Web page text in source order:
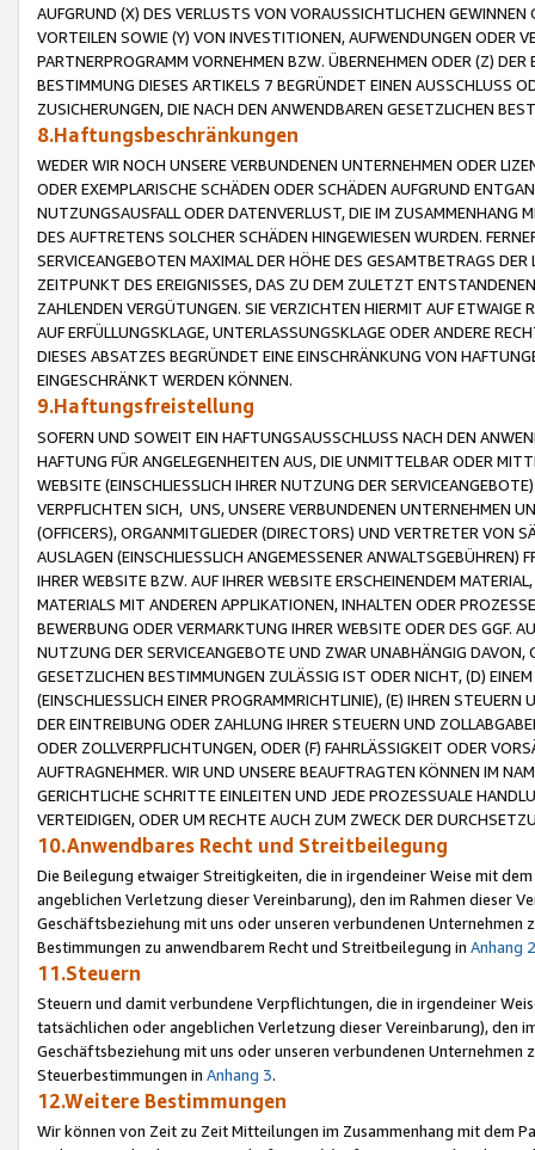
AUFGRUND (X) DES VERLUSTS VON VORAUSSICHTLICHEN
VORTEILEN SOWIE (Y) VON INVESTITIONEN, AUFWENDUNGEN ODER
PARTNERPROGRAMM VORNEHMEN BZW. ÜBERNEHMEN ODER (Z)
BESTIMMUNG DIESES ARTIKELS 7 BEGRÜNDET EINEN AUSSCHLUSS
ZUSICHERUNGEN, DIE NACH DEN ANWENDBAREN GESETZLICHEN
8.Haftungsbeschränkungen
WEDER WIR NOCH UNSERE VERBUNDENEN UNTERNEHMEN ODER
ODER EXEMPLARISCHE SCHÄDEN ODER SCHÄDEN AUFGRUND
NUTZUNGSAUSFALL ODER DATENVERLUST, DIE IM ZUSAMMENHANG
DES AUFTRETENS SOLCHER SCHÄDEN HINGEWIESEN WURDEN.
SERVICEANGEBOTEN MAXIMAL DER HÖHE DES GESAMTBETRAGS
ZEITPUNKT DES EREIGNISSES, DAS ZU DEM ZULETZT
ZAHLENDEN VERGÜTUNGEN. SIE VERZICHTEN HIERMIT AUF
AUF ERFÜLLUNGSKLAGE, UNTERLASSUNGSKLAGE ODER ANDERE
DIESES ABSATZES BEGRÜNDET EINE EINSCHRÄNKUNG VON
EINGESCHRÄNKT WERDEN KÖNNEN.
9.Haftungsfreistellung
SOFERN UND SOWEIT EIN HAFTUNGSAUSSCHLUSS NACH DEN
HAFTUNG FÜR ANGELEGENHEITEN AUS, DIE UNMITTELBAR ODER
WEBSITE (EINSCHLIESSLICH IHRER NUTZUNG DER
VERPFLICHTEN SICH, UNS, UNSERE VERBUNDENEN UNTERNEHMEN
(OFFICERS), ORGANMITGLIEDER (DIRECTORS) UND VERTRETER VON
AUSLAGEN (EINSCHLIESSLICH ANGEMESSENER
IHRER WEBSITE BZW. AUF IHRER WEBSITE ERSCHEINENDEM
MATERIALS MIT ANDEREN APPLIKATIONEN, INHALTEN ODER
BEWERBUNG ODER VERMARKTUNG IHRER WEBSITE ODER DES GGF.
NUTZUNG DER SERVICEANGEBOTE UND ZWAR UNABHÄNGIG
GESETZLICHEN BESTIMMUNGEN ZULÄSSIG IST ODER NICHT, (D)
(EINSCHLIESSLICH EINER PROGRAMMRICHTLINIE), (E) IHREN
DER EINTREIBUNG ODER ZAHLUNG IHRER STEUERN UND
ODER ZOLLVERPFLICHTUNGEN, ODER (F) FAHRLÄSSIGKEIT ODER
AUFTRAGNEHMER. WIR UND UNSERE BEAUFTRAGTEN KÖNNEN IM
GERICHTLICHE SCHRITTE EINLEITEN UND JEDE PROZESSUALE
VERTEIDIGEN, ODER UM RECHTE AUCH ZUM ZWECK DER
10.Anwendbares Recht und Streitbeilegung
Die Beilegung etwaiger Streitigkeiten, die in irgendeiner Weise mit
angeblichen Verletzung dieser Vereinbarung), den im Rahmen dieser
Geschäftsbeziehung mit uns oder unseren verbundenen
Bestimmungen zu anwendbarem Recht und Streitbeilegung in Anhang 2
11.Steuern
Steuern und damit verbundene Verpflichtungen, die in irgendeiner
tatsächlichen oder angeblichen Verletzung dieser Vereinbarung), den
Geschäftsbeziehung mit uns oder unseren verbundenen
Steuerbestimmungen in Anhang 3.
12.Weitere Bestimmungen
Wir können von Zeit zu Zeit Mitteilungen im Zusammenhang mit dem